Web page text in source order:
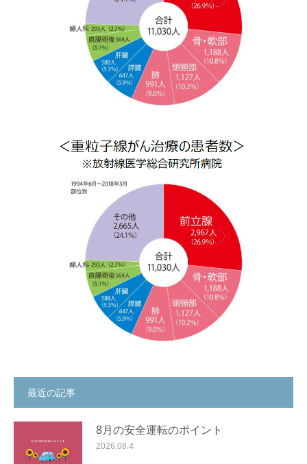
最近の記事
8月の安全運転のポイント
2026.08.4